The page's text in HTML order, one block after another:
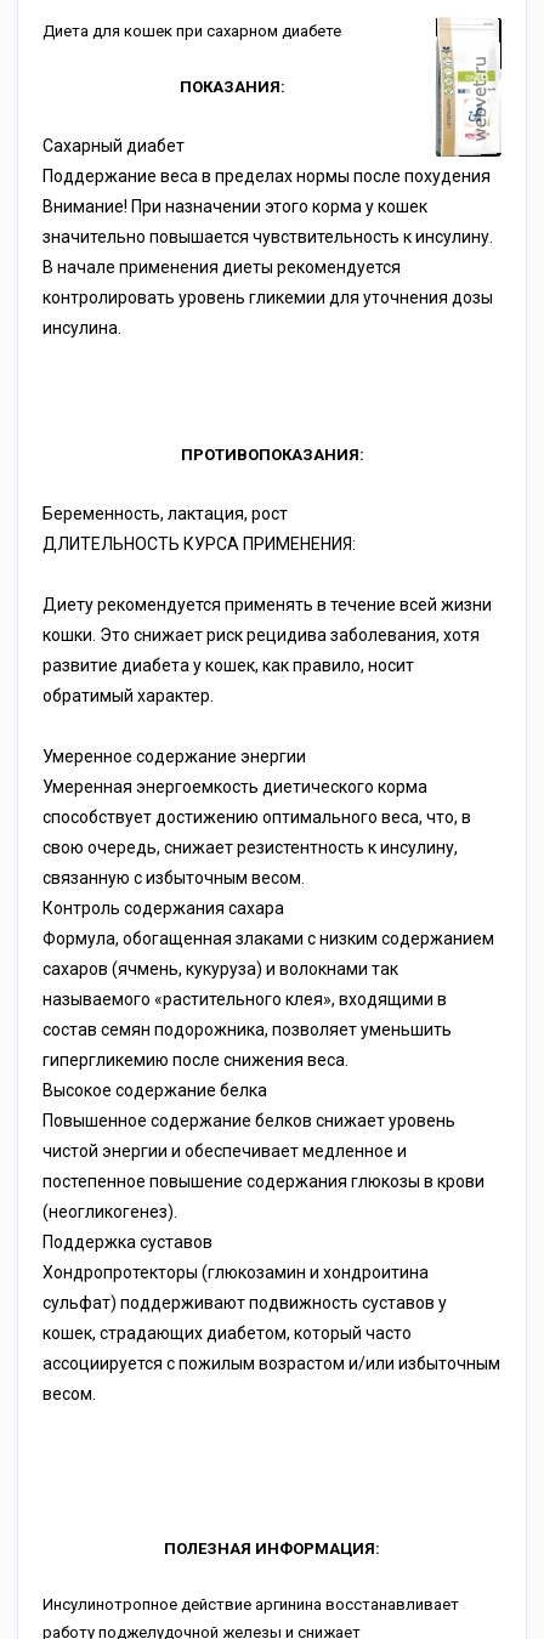
Диета для кошек при сахарном диабете
ПОКАЗАНИЯ:
Сахарный диабет
Поддержание веса в пределах нормы после похудения
Внимание! При назначении этого корма у кошек
значительно повышается чувствительность к инсулину.
В начале применения диеты рекомендуется
контролировать уровень гликемии для уточнения дозы
инсулина.
ПРОТИВОПОКАЗАНИЯ:
Беременность, лактация, рост
ДЛИТЕЛЬНОСТЬ КУРСА ПРИМЕНЕНИЯ:
Диету рекомендуется применять в течение всей жизни
кошки. Это снижает риск рецидива заболевания, хотя
развитие диабета у кошек, как правило, носит
обратимый характер.
Умеренное содержание энергии
Умеренная энергоемкость диетического корма
способствует достижению оптимального веса, что, в
свою очередь, снижает резистентность к инсулину,
связанную с избыточным весом.
Контроль содержания сахара
Формула, обогащенная злаками с низким содержанием
сахаров (ячмень, кукуруза) и волокнами так
называемого «растительного клея», входящими в
состав семян подорожника, позволяет уменьшить
гипергликемию после снижения веса.
Высокое содержание белка
Повышенное содержание белков снижает уровень
чистой энергии и обеспечивает медленное и
постепенное повышение содержания глюкозы в крови
(неогликогенез).
Поддержка суставов
Хондропротекторы (глюкозамин и хондроитина
сульфат) поддерживают подвижность суставов у
кошек, страдающих диабетом, который часто
ассоциируется с пожилым возрастом и/или избыточным
весом.
ПОЛЕЗНАЯ ИНФОРМАЦИЯ:
Инсулинотропное действие аргинина восстанавливает
работу поджелудочной железы и снижает